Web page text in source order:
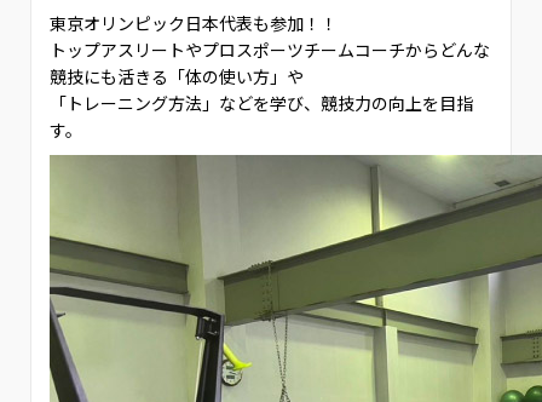
東京オリンピック日本代表も参加！！
トップアスリートやプロスポーツチームコーチからどんな
競技にも活きる「体の使い方」や
「トレーニング方法」などを学び、競技力の向上を目指
す。